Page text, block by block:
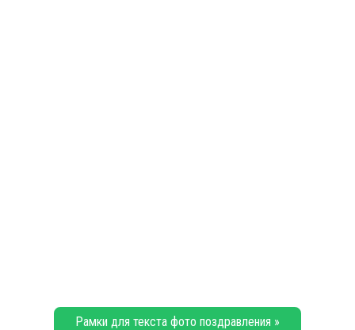
Рамки для текста фото поздравления »